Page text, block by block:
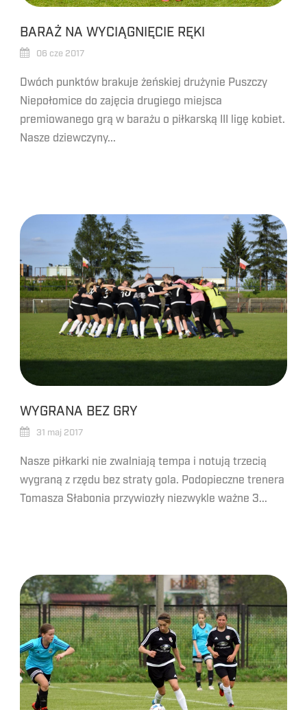
BARAŻ NA WYCIĄGNIĘCIE RĘKI
06 cze 2017
Dwóch punktów brakuje żeńskiej drużynie Puszczy
Niepołomice do zajęcia drugiego miejsca
premiowanego grą w barażu o piłkarską III ligę kobiet.
Nasze dziewczyny...
WYGRANA BEZ GRY
31 maj 2017
Nasze piłkarki nie zwalniają tempa i notują trzecią
wygraną z rzędu bez straty gola. Podopieczne trenera
Tomasza Słabonia przywiozły niezwykle ważne 3...